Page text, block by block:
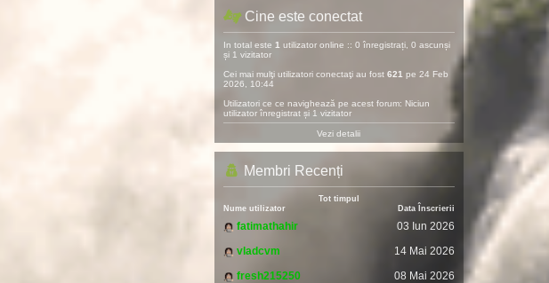
Cine este conectat
In total este 1 utilizator online :: 0 înregistrați, 0 ascunși
și 1 vizitator
Cei mai mulţi utilizatori conectaţi au fost 621 pe 24 Feb
2026, 10:44
Utilizatori ce ce navighează pe acest forum: Niciun
utilizator înregistrat și 1 vizitator
Vezi detalii
Membri Recenți
Tot timpul
Nume utilizator
Data Înscrierii
fatimathahir
03 Iun 2026
vladcvm
14 Mai 2026
fresh215250
08 Mai 2026